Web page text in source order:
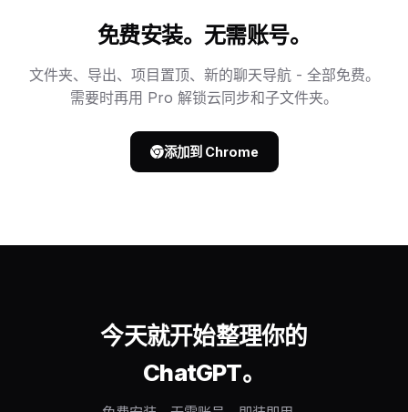
免费安装。无需账号。
文件夹、导出、项目置顶、新的聊天导航 - 全部免费。
需要时再用 Pro 解锁云同步和子文件夹。
添加到 Chrome
今天就开始整理你的
ChatGPT。